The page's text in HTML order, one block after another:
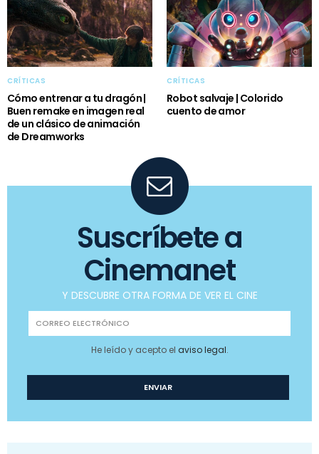
CRÍTICAS
Cómo entrenar a tu dragón |
Buen remake en imagen real
de un clásico de animación
de Dreamworks
CRÍTICAS
Robot salvaje | Colorido
cuento de amor
Suscríbete a
Cinemanet
Y DESCUBRE OTRA FORMA DE VER EL CINE
He leído y acepto el aviso legal.